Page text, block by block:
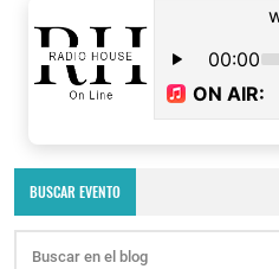
BUSCAR EVENTO